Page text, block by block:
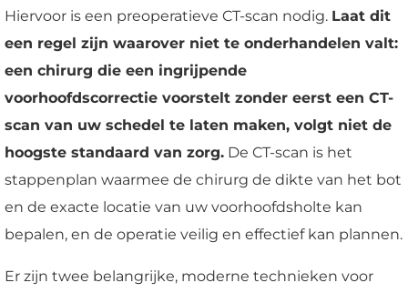
Hiervoor is een preoperatieve CT-scan nodig. Laat dit
een regel zijn waarover niet te onderhandelen valt:
een chirurg die een ingrijpende
voorhoofdscorrectie voorstelt zonder eerst een CT-
scan van uw schedel te laten maken, volgt niet de
hoogste standaard van zorg. De CT-scan is het
stappenplan waarmee de chirurg de dikte van het bot
en de exacte locatie van uw voorhoofdsholte kan
bepalen, en de operatie veilig en effectief kan plannen.
Er zijn twee belangrijke, moderne technieken voor